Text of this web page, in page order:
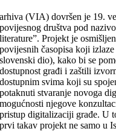
arhiva (VIA) dovršen je 19.
povijesnog društva pod
literature”. Projekt je
povijesnih časopisa koji
slovenski dio), kako bi se
dostupnost građi i zaštili
dostupnim svima koji su
potaknuti stvaranje novoga
mogućnosti njegove
pristup digitalizaciji građe. U
prvi takav projekt ne samo u